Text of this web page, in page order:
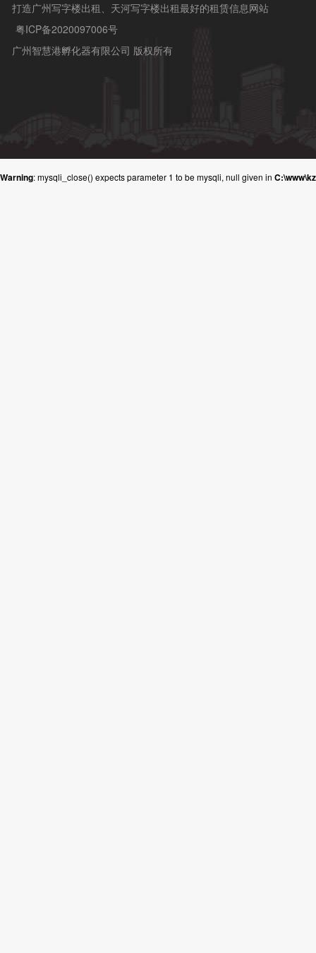
打造广州写字楼出租、天河写字楼出租最好的租赁信息网站
粤ICP备2020097006号
广州智慧港孵化器有限公司 版权所有
Warning: mysqli_close() expects parameter 1 to be mysqli, null given in